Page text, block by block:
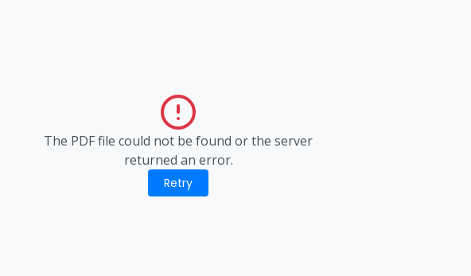
The PDF file could not be found or the server
returned an error.
Retry